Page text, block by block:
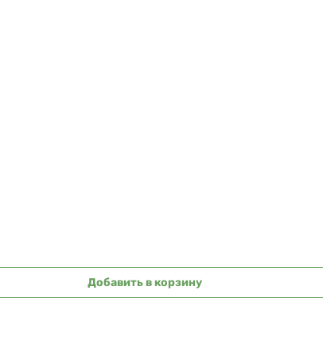
Добавить в корзину